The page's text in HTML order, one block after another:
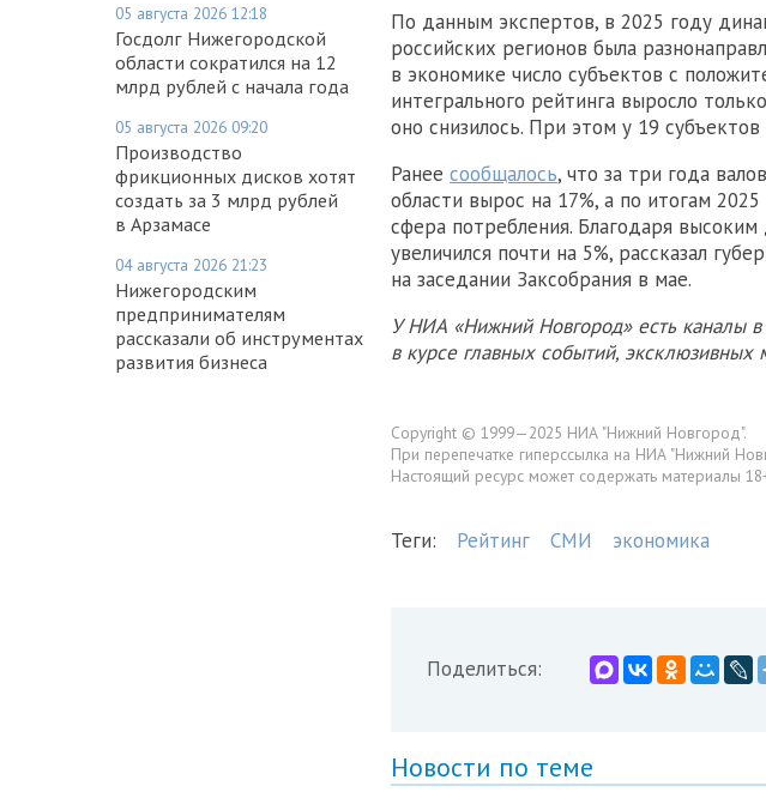
05 августа 2026 12:18
Госдолг Нижегородской
области сократился на 12
млрд рублей с начала года
05 августа 2026 09:20
Производство
фрикционных дисков хотят
создать за 3 млрд рублей
в Арзамасе
04 августа 2026 21:23
Нижегородским
предпринимателям
рассказали об инструментах
развития бизнеса
По данным экспертов, в 2025 году
российских регионов была
в экономике число субъектов с
интегрального рейтинга выросло
оно снизилось. При этом у 19
Ранее сообщалось, что за три года
области вырос на 17%, а по итогам
сфера потребления. Благодаря
увеличился почти на 5%, рассказал
на заседании Заксобрания в мае.
У НИА «Нижний Новгород» есть каналы в
в курсе главных событий,
Copyright © 1999—2025 НИА "Нижний Новгород".
При перепечатке гиперссылка на НИА "Нижний
Настоящий ресурс может содержать материалы
Теги: Рейтинг СМИ экономика
Поделиться:
Новости по теме